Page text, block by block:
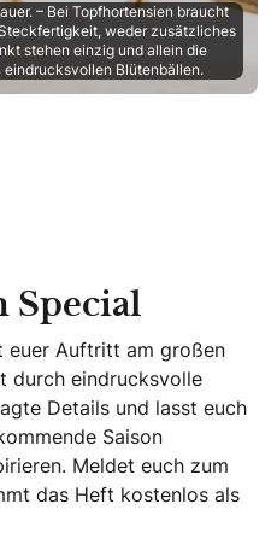
– Bei Topfhortensien braucht
weder zusätzliches
stehen einzig und allein die
Blütenbällen.
Special
euer Auftritt am großen
durch eindrucksvolle
Details und lasst euch
Saison
Meldet euch zum
das Heft kostenlos als